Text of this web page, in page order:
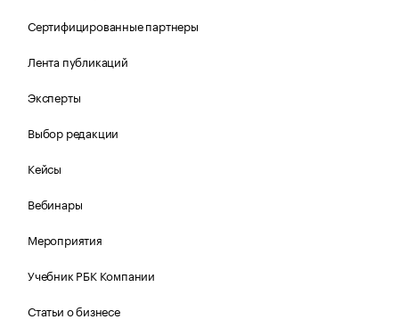
Сертифицированные партнеры
Лента публикаций
Эксперты
Выбор редакции
Кейсы
Вебинары
Мероприятия
Учебник РБК Компании
Статьи о бизнесе